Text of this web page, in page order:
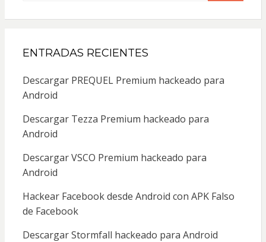
ENTRADAS RECIENTES
Descargar PREQUEL Premium hackeado para
Android
Descargar Tezza Premium hackeado para
Android
Descargar VSCO Premium hackeado para
Android
Hackear Facebook desde Android con APK Falso
de Facebook
Descargar Stormfall hackeado para Android